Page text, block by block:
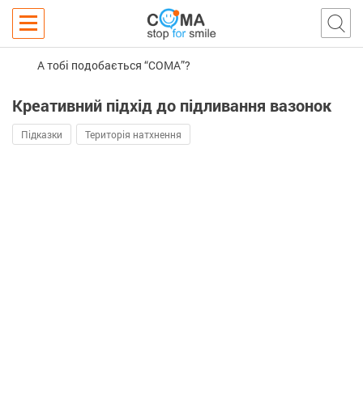
А тобі подобається “COMA”?
Креативний підхід до підливання вазонок
Підказки Територія натхнення